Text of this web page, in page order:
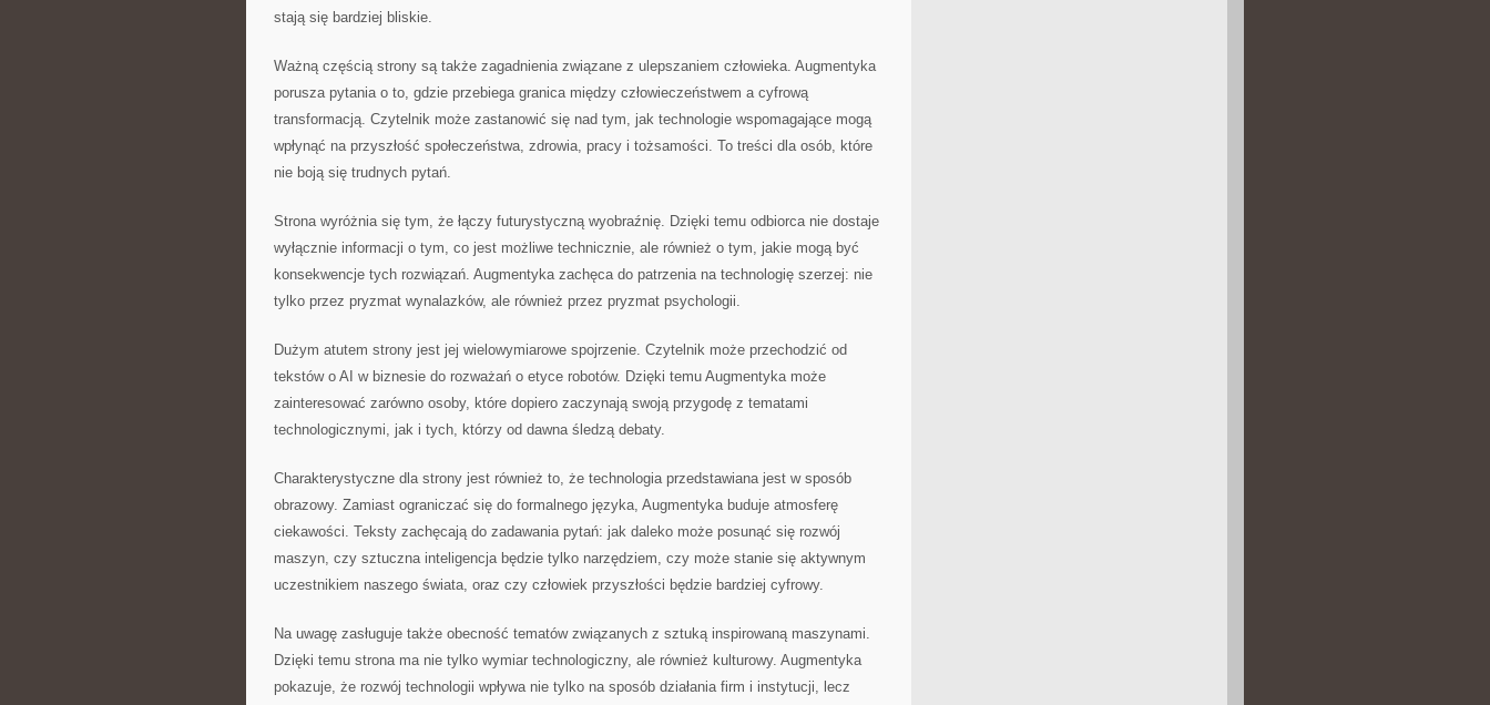
stają się bardziej bliskie.
Ważną częścią strony są także zagadnienia związane z ulepszaniem człowieka. Augmentyka
porusza pytania o to, gdzie przebiega granica między człowieczeństwem a cyfrową
transformacją. Czytelnik może zastanowić się nad tym, jak technologie wspomagające mogą
wpłynąć na przyszłość społeczeństwa, zdrowia, pracy i tożsamości. To treści dla osób, które
nie boją się trudnych pytań.
Strona wyróżnia się tym, że łączy futurystyczną wyobraźnię. Dzięki temu odbiorca nie dostaje
wyłącznie informacji o tym, co jest możliwe technicznie, ale również o tym, jakie mogą być
konsekwencje tych rozwiązań. Augmentyka zachęca do patrzenia na technologię szerzej: nie
tylko przez pryzmat wynalazków, ale również przez pryzmat psychologii.
Dużym atutem strony jest jej wielowymiarowe spojrzenie. Czytelnik może przechodzić od
tekstów o AI w biznesie do rozważań o etyce robotów. Dzięki temu Augmentyka może
zainteresować zarówno osoby, które dopiero zaczynają swoją przygodę z tematami
technologicznymi, jak i tych, którzy od dawna śledzą debaty.
Charakterystyczne dla strony jest również to, że technologia przedstawiana jest w sposób
obrazowy. Zamiast ograniczać się do formalnego języka, Augmentyka buduje atmosferę
ciekawości. Teksty zachęcają do zadawania pytań: jak daleko może posunąć się rozwój
maszyn, czy sztuczna inteligencja będzie tylko narzędziem, czy może stanie się aktywnym
uczestnikiem naszego świata, oraz czy człowiek przyszłości będzie bardziej cyfrowy.
Na uwagę zasługuje także obecność tematów związanych z sztuką inspirowaną maszynami.
Dzięki temu strona ma nie tylko wymiar technologiczny, ale również kulturowy. Augmentyka
pokazuje, że rozwój technologii wpływa nie tylko na sposób działania firm i instytucji, lecz